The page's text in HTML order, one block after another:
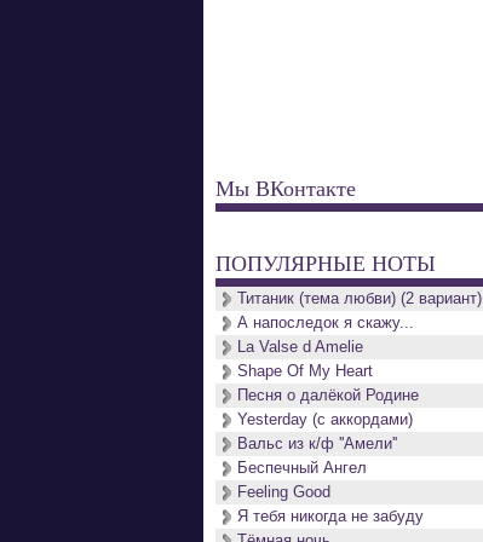
Мы ВКонтакте
ПОПУЛЯРНЫЕ НОТЫ
Титаник (тема любви) (2 вариант)
А напоследок я скажу...
La Valse d Amelie
Shape Of My Heart
Песня о далёкой Родине
Yesterday (с аккордами)
Вальс из к/ф ''Амели''
Беспечный Ангел
Feeling Good
Я тебя никогда не забуду